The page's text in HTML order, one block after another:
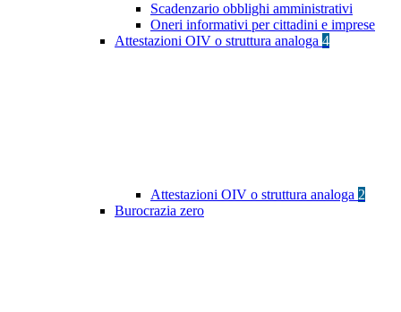
Scadenzario obblighi amministrativi
Oneri informativi per cittadini e imprese
Attestazioni OIV o struttura analoga 4
Attestazioni OIV o struttura analoga 2
Burocrazia zero